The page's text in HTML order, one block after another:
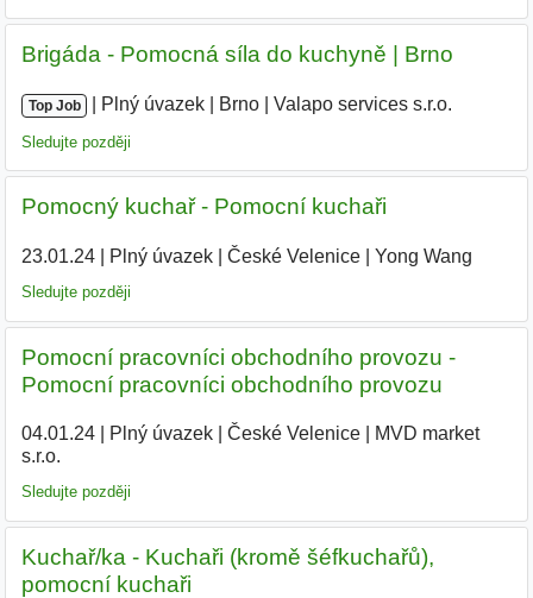
Brigáda - Pomocná síla do kuchyně | Brno
Top Job Plný úvazek Brno Valapo services s.r.o.
Sledujte později
Pomocný kuchař - Pomocní kuchaři
23.01.24| Plný úvazek| České Velenice| Yong Wang
Sledujte později
Pomocní pracovníci obchodního provozu -
Pomocní pracovníci obchodního provozu
04.01.24| Plný úvazek| České Velenice|
MVD market
s.r.o.
Sledujte později
Kuchař/ka - Kuchaři (kromě šéfkuchařů),
pomocní kuchaři